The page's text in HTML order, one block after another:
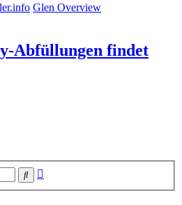
Glen Overview
Abfüllungen findet
Suche